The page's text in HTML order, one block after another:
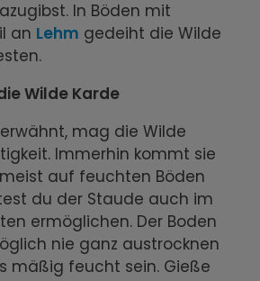
In Böden mit
an Lehm gedeiht die Wilde
Wilde Karde
erwähnt, mag die Wilde
Immerhin kommt sie
auf feuchten Böden
du der Staude auch im
ermöglichen. Der Boden
nie ganz austrocknen
mäßig feucht sein. Gieße